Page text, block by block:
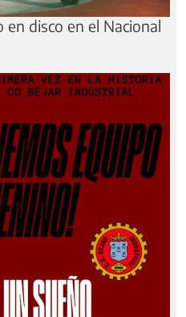
disco en el Nacional